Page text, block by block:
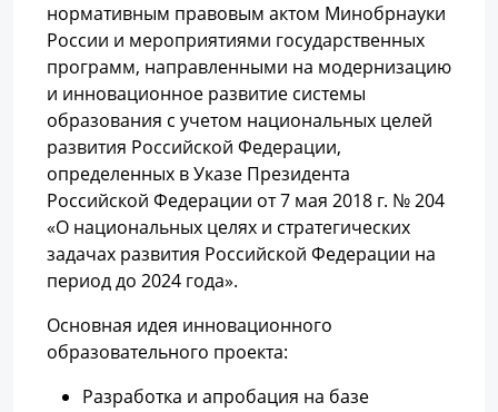
нормативным правовым актом Минобрнауки
России и мероприятиями государственных
программ, направленными на модернизацию
и инновационное развитие системы
образования с учетом национальных целей
развития Российской Федерации,
определенных в Указе Президента
Российской Федерации от 7 мая 2018 г. № 204
«О национальных целях и стратегических
задачах развития Российской Федерации на
период до 2024 года».
Основная идея инновационного
образовательного проекта:
Разработка и апробация на базе